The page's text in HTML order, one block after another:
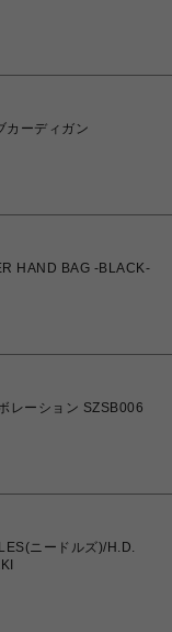
カーディガン
HAND BAG -BLACK-
レーション SZSB006
ニードルズ)/H.D.